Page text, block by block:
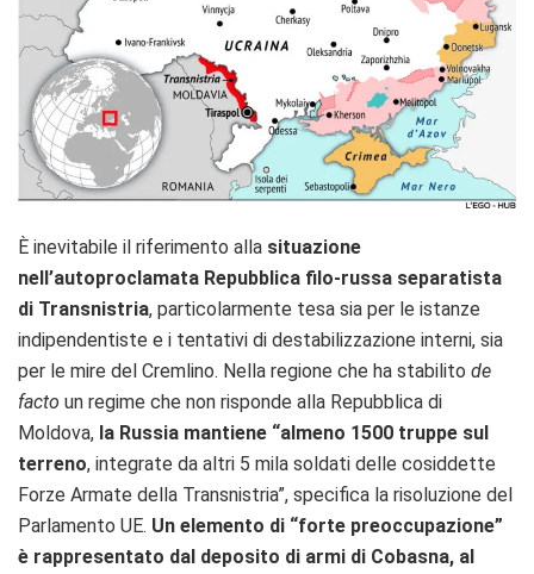
È inevitabile il riferimento alla situazione
nell’autoproclamata Repubblica filo-russa separatista
di Transnistria, particolarmente tesa sia per le istanze
indipendentiste e i tentativi di destabilizzazione interni, sia
per le mire del Cremlino. Nella regione che ha stabilito de
facto un regime che non risponde alla Repubblica di
Moldova, la Russia mantiene “almeno 1500 truppe sul
terreno, integrate da altri 5 mila soldati delle cosiddette
Forze Armate della Transnistria”, specifica la risoluzione del
Parlamento UE. Un elemento di “forte preoccupazione”
è rappresentato dal deposito di armi di Cobasna, al